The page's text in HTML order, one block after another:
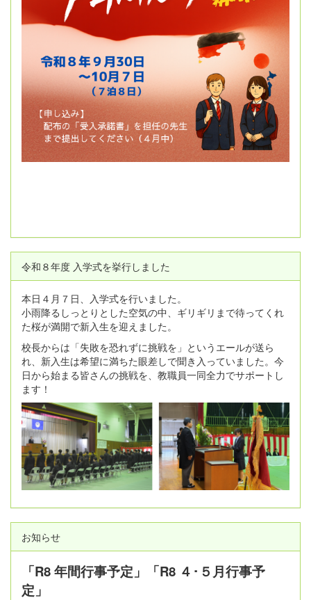
令和８年度 入学式を挙行しました
本日４月７日、入学式を行いました。
小雨降るしっとりとした空気の中、ギリギリまで待ってくれ
た桜が満開で新入生を迎えました。
校長からは「失敗を恐れずに挑戦を」というエールが送ら
れ、新入生は希望に満ちた眼差しで聞き入っていました。今
日から始まる皆さんの挑戦を、教職員一同全力でサポートし
ます！
お知らせ
「R8 年間行事予定」「R8 ４･５月行事予
定」